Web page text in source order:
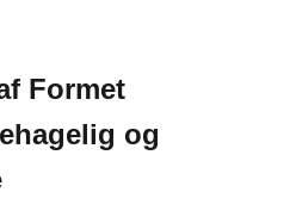
Formet
og